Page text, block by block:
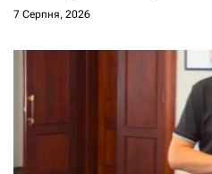
в
7 Серпня, 2026